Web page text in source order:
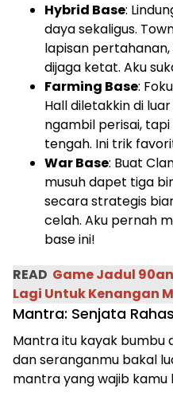
Hybrid Base:
daya sekaligus.
lapisan
dijaga ketat. Aku
Farming Base:
Hall diletakkin di
ngambil perisai,
tengah. Ini trik
War Base: Buat
musuh dapet tiga
secara strategis
celah. Aku pernah
base ini!
READ Game Jadul
Lagi Untuk Kenangan
Mantra: Senjata
Mantra itu kayak
dan seranganmu bakal
mantra yang wajib kamu